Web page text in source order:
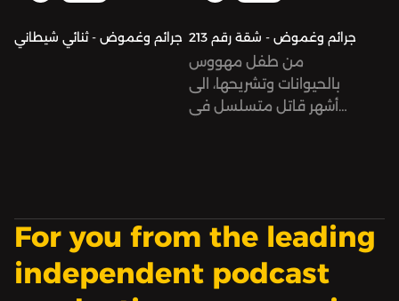
جرائم وغموض - ثنائي شيطاني جرائم وغموض - شقة رقم 213
من طفل مهووس
بالحيوانات وتشريحها، الى
أشهر قاتل متسلسل في
For you from the leading
independent podcast